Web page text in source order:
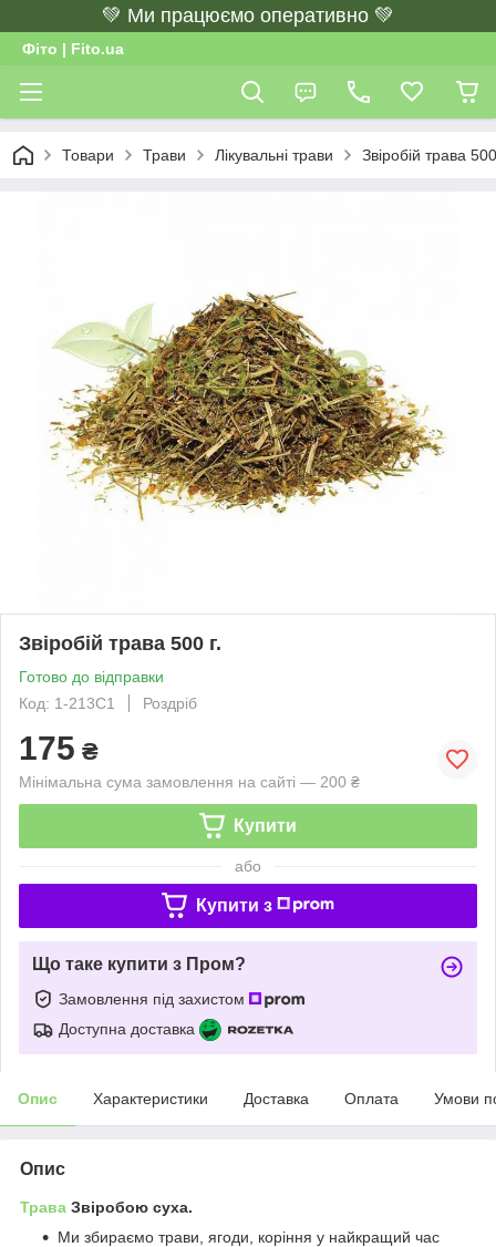
💚 Ми працюємо оперативно 💚
Фіто | Fito.ua
Товари Трави Лікувальні трави Звіробій трава
Звіробій трава 500 г.
Готово до відправки
Код: 1-213С1
Роздріб
175 ₴
Мінімальна сума замовлення на сайті — 200 ₴
Купити
або
Купити з
Що таке купити з Пром?
Замовлення під захистом
Доступна доставка
Опис Характеристики Доставка Оплата Умови
Опис
Трава Звіробою суха.
Ми збираємо трави, ягоди, коріння у найкращий час